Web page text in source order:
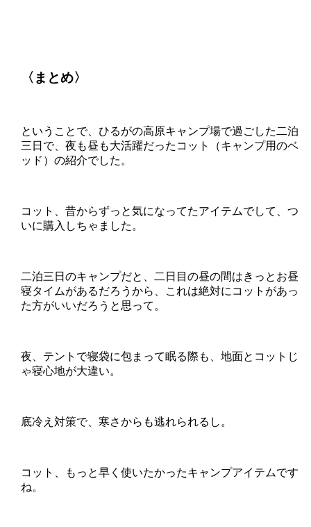
〈まとめ〉
ということで、ひるがの高原キャンプ場で過ごした二泊
三日で、夜も昼も大活躍だったコット（キャンプ用のベ
ッド）の紹介でした。
コット、昔からずっと気になってたアイテムでして、つ
いに購入しちゃました。
二泊三日のキャンプだと、二日目の昼の間はきっとお昼
寝タイムがあるだろうから、これは絶対にコットがあっ
た方がいいだろうと思って。
夜、テントで寝袋に包まって眠る際も、地面とコットじ
ゃ寝心地が大違い。
底冷え対策で、寒さからも逃れられるし。
コット、もっと早く使いたかったキャンプアイテムです
ね。